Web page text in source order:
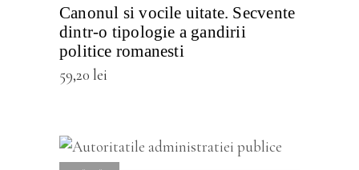
Canonul si vocile uitate. Secvente
dintr-o tipologie a gandirii
politice romanesti
59,20 lei